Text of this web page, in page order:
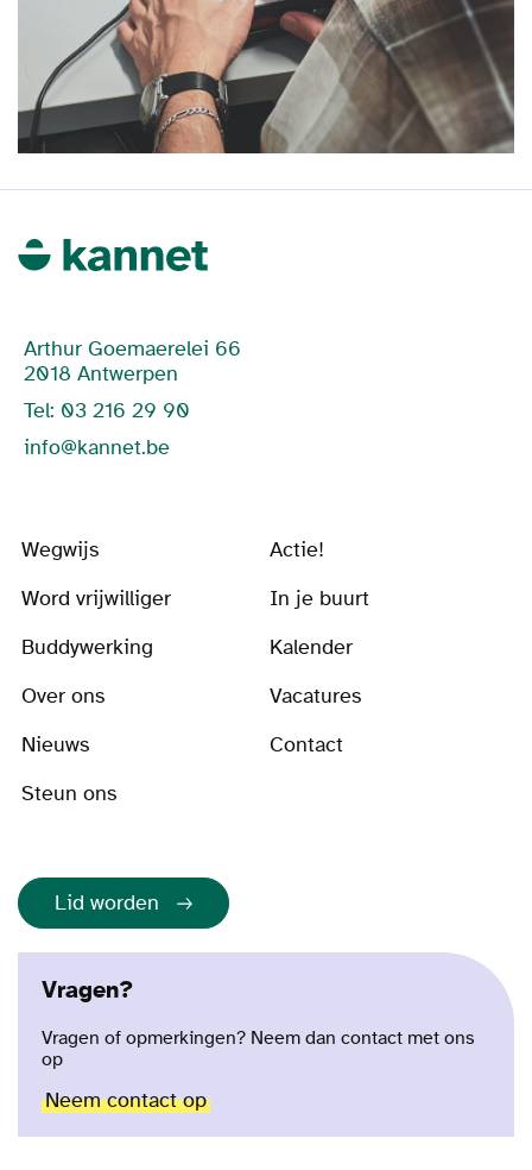
Arthur Goemaerelei 66
2018 Antwerpen
Tel: 03 216 29 90
info@kannet.be
Wegwijs
Actie!
Word vrijwilliger
In je buurt
Buddywerking
Kalender
Over ons
Vacatures
Nieuws
Contact
Steun ons
Lid worden
Vragen?
Vragen of opmerkingen? Neem dan contact met ons
op
Neem contact op